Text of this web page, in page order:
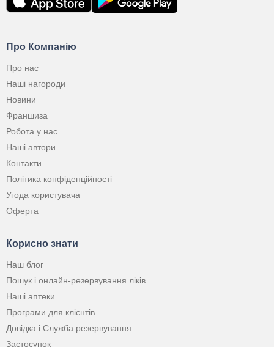
Про Компанію
Про нас
Наші нагороди
Новини
Франшиза
Робота у нас
Наші автори
Контакти
Політика конфіденційності
Угода користувача
Оферта
Корисно знати
Наш блог
Пошук і онлайн-резервування ліків
Наші аптеки
Програми для клієнтів
Довідка і Служба резервування
Застосунок